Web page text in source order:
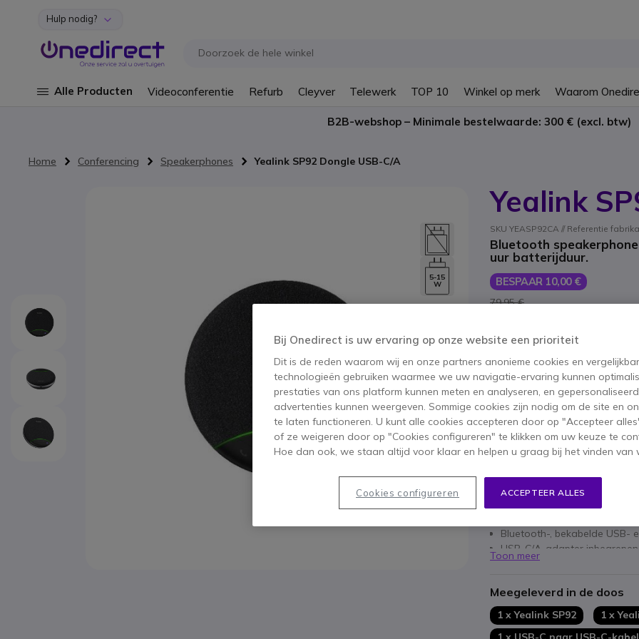
Ga naar de inhoud
Hulp nodig?
Alle Producten Videoconferentie Refurb Cleyver Telewerk TOP 10 Winkel op merk Waarom
B2B-webshop – Minimale bestelwaarde: 300 € (excl. btw)
Home Conferencing Speakerphones Yealink SP92 Dongle USB-C/A
Yealink
SKU YEASP92CA // Referentie
Bluetooth
uur batterijduur.
BESPAAR 10,00 €
79,95 €
Aantal
IN
Niet op voorraad
2 jaarFabrieksgarantie
50 mm luidspreker met
Bluetooth-, bekabelde USB-
USB-C/A-adapter inbegrepen
Beheer via Yealink USB
Compact formaat en
Toon meer
Meegeleverd in de doos
1 x Yealink SP92
1 x
5-15
W
Bij Onedirect is uw ervaring op onze website een prioriteit
Dit is de reden waarom wij en onze partners anonieme cookies en
technologieën gebruiken waarmee we uw navigatie-ervaring kunnen
prestaties van ons platform kunnen meten en analyseren, en
advertenties kunnen weergeven. Sommige cookies zijn nodig om de site en
te laten functioneren. U kunt alle cookies accepteren door op "Accepteer
of ze weigeren door op "Cookies configureren" te klikken om uw keuze te
Hoe dan ook, we staan altijd voor klaar en helpen u graag bij het vinden van
ACCEPTEER ALLES
Cookies configureren